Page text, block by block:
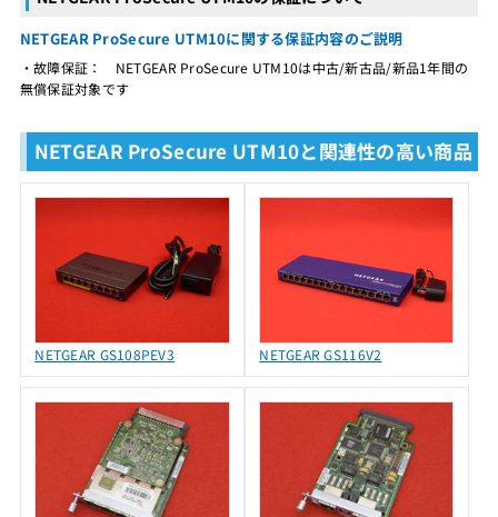
NETGEAR ProSecure UTM10に関する保証内容のご説明
・故障保証： NETGEAR ProSecure UTM10は中古/新古品/新品1年間の
無償保証対象です
NETGEAR ProSecure UTM10と関連性の高い商品
NETGEAR GS108PEV3 NETGEAR GS116V2